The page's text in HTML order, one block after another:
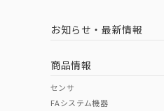
お知らせ・最新情報
商品情報
センサ
FAシステム機器